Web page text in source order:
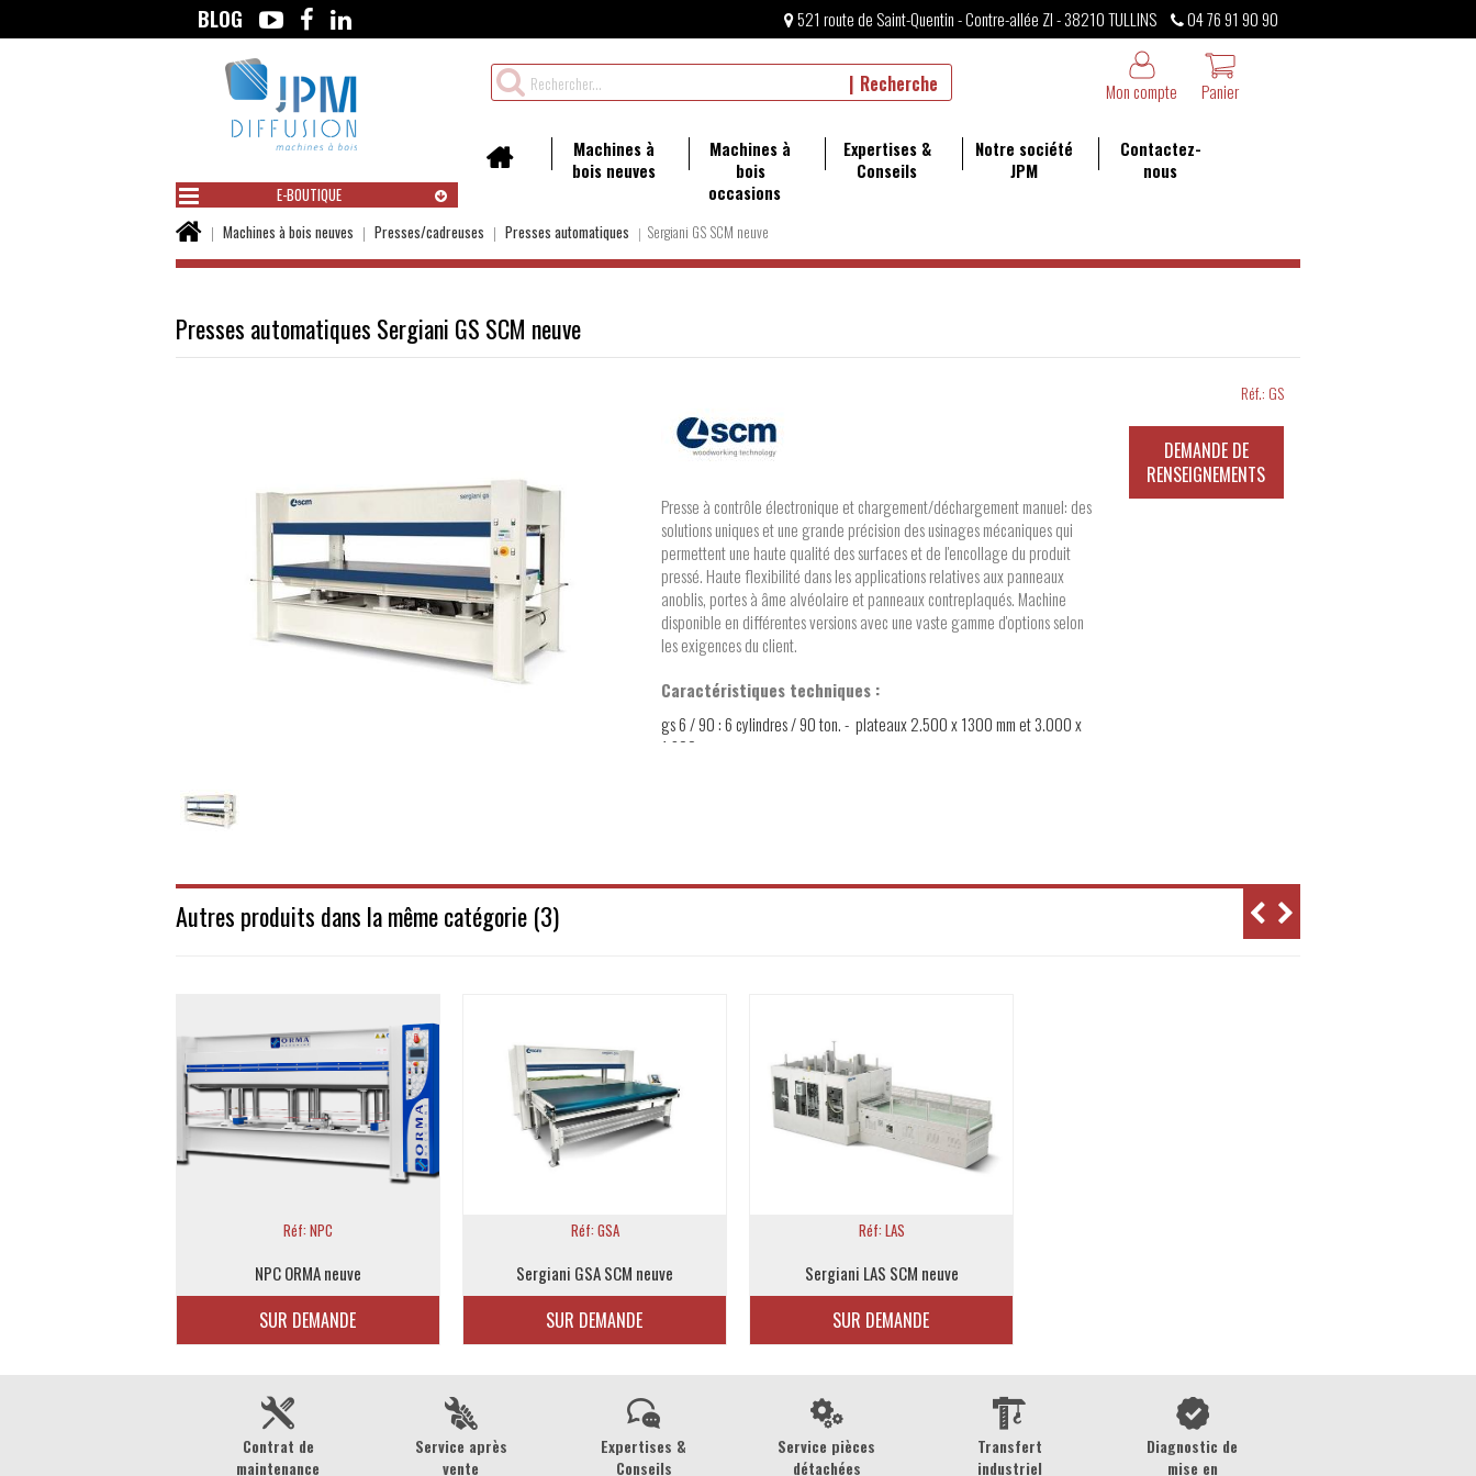
BLOG 521 route de Saint-Quentin - Contre-allée ZI - 38210 TULLINS
04 76 91 90 90
Rechercher
un
Recherche Panier
Mon compte
Machines à
bois neuves
Machines à
bois
occasions
Expertises &
Conseils
Notre société
JPM
Contactez-
nous
E-BOUTIQUE
Vous
ici :
Machines à bois neuves Presses/cadreuses Presses automatiques Sergiani GS SCM neuve
Presses automatiques Sergiani GS SCM neuve
Presse à contrôle électronique et chargement/déchargement manuel: des
solutions uniques et une grande précision des usinages mécaniques qui
permettent une haute qualité des surfaces et de l'encollage du produit
pressé. Haute flexibilité dans les applications relatives aux panneaux
anoblis, portes à âme alvéolaire et panneaux contreplaqués. Machine
disponible en différentes versions avec une vaste gamme d'options selon
les exigences du client.
Caractéristiques techniques :
gs 6 / 90 : 6 cylindres / 90 ton. - plateaux 2.500 x 1300 mm et 3.000 x
1.300 mm
Système de chauffe : BA Chauffe-eau électrique - BO Réchauffeur
Réf.: GS
DEMANDE DE
RENSEIGNEMENTS
Autres produits dans la même catégorie (3)
Réf: NPC
NPC ORMA neuve
SUR DEMANDE
Réf: GSA
Sergiani GSA SCM neuve
SUR DEMANDE
Réf: LAS
Sergiani LAS SCM neuve
SUR DEMANDE
Contrat de
maintenance
Service après
vente
Expertises &
Conseils
Service pièces
détachées
Transfert
industriel
Diagnostic de
mise en